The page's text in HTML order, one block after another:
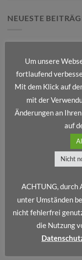
NEUESTE
Wir stellen vor:
Wir stellen vor:
Wir stellen vor:
Wir stellen vor:
NEUESTE
Dezember 2024
Juni 2024
Um unsere
fortlaufend
Mit dem Klick auf
mit der
Änderungen an
auf
Nicht
ACHTUNG, durch
unter Umständen
nicht fehlerfrei
die Nutzung